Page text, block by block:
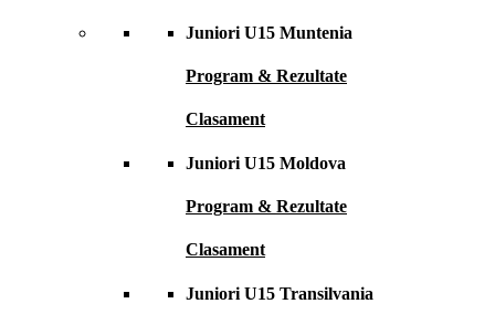
Juniori U15 Muntenia
Program & Rezultate
Clasament
Juniori U15 Moldova
Program & Rezultate
Clasament
Juniori U15 Transilvania